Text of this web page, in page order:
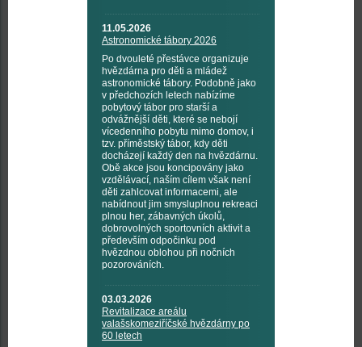
11.05.2026
Astronomické tábory 2026
Po dvouleté přestávce organizuje
hvězdárna pro děti a mládež
astronomické tábory. Podobně jako
v předchozích letech nabízíme
pobytový tábor pro starší a
odvážnější děti, které se nebojí
vícedenního pobytu mimo domov, i
tzv. příměstský tábor, kdy děti
docházejí každý den na hvězdárnu.
Obě akce jsou koncipovány jako
vzdělávací, naším cílem však není
děti zahlcovat informacemi, ale
nabídnout jim smysluplnou rekreaci
plnou her, zábavných úkolů,
dobrovolných sportovních aktivit a
především odpočinku pod
hvězdnou oblohou při nočních
pozorováních.
03.03.2026
Revitalizace areálu
valašskomeziříčské hvězdárny po
60 letech